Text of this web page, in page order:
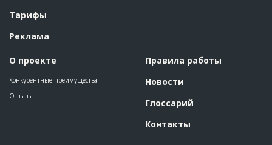
Тарифы
Реклама
О проекте
Конкурентные преимущества
Отзывы
Правила работы
Новости
Глоссарий
Контакты